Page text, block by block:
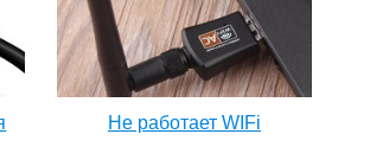
Не работает WIFi